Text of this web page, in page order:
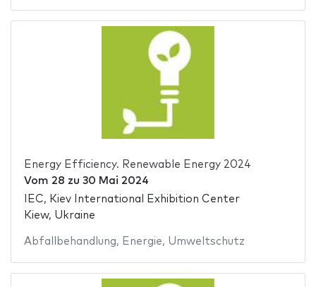
Energy Efficiency. Renewable Energy 2024
Vom 28 zu 30 Mai 2024
IEC, Kiev International Exhibition Center
Kiew, Ukraine
Abfallbehandlung, Energie, Umweltschutz